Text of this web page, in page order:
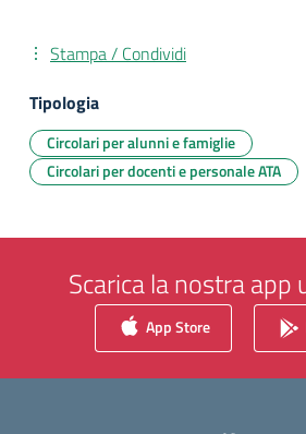
Stampa / Condividi
Tipologia
Circolari per alunni e famiglie
Circolari per docenti e personale ATA
Scarica la nostra app
App Store